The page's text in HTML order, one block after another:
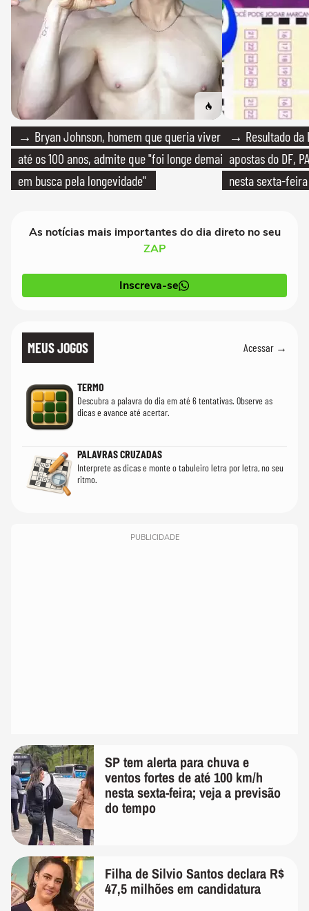
→ Bryan Johnson, homem que queria viver
até os 100 anos, admite que "foi longe demais
em busca pela longevidade"
→ Resultado da
apostas do DF,
nesta sexta-feira
As notícias mais importantes do dia direto no seu
ZAP
Inscreva-se
MEUS JOGOS Acessar →
TERMO
Descubra a palavra do dia em até 6 tentativas. Observe as
dicas e avance até acertar.
PALAVRAS CRUZADAS
Interprete as dicas e monte o tabuleiro letra por letra, no seu
ritmo.
PUBLICIDADE
SP tem alerta para chuva e
ventos fortes de até 100 km/h
nesta sexta-feira; veja a previsão
do tempo
Filha de Silvio Santos declara R$
47,5 milhões em candidatura